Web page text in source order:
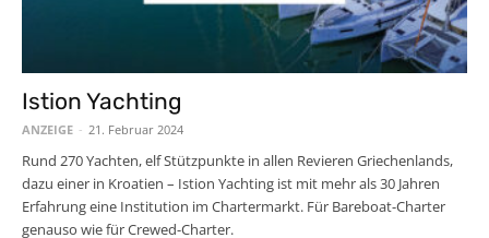
Istion Yachting
ANZEIGE - 21. Februar 2024
Rund 270 Yachten, elf Stützpunkte in allen Revieren Griechenlands,
dazu einer in Kroatien – Istion Yachting ist mit mehr als 30 Jahren
Erfahrung eine Institution im Chartermarkt. Für Bareboat-Charter
genauso wie für Crewed-Charter.